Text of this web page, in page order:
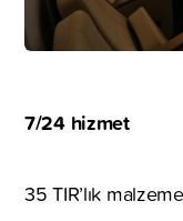
7/24 hizmet
35 TIR’lık